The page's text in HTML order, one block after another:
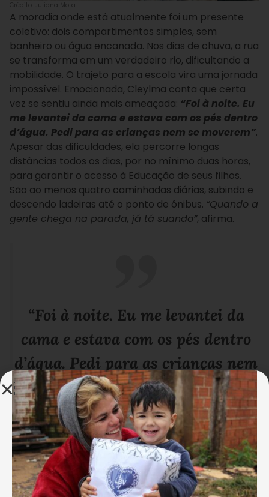
Crédito: Juliana Mota
A moradia onde está atualmente foi um presente
coletivo: dois compartimentos simples, sem
banheiro ou água encanada. Nos dias de chuva, a rua
se transforma em um verdadeiro rio, dificultando a
mobilidade. O trajeto para a escola vira uma jornada
impossível. Emocionada, Cleylma conta que certa
vez se sentiu ainda mais ameaçada: “Foi à noite. Eu
me levantei da cama e estava com os pés dentro
d’água. Pedi para as crianças nem se moverem”.
Apesar das dificuldades, ela percorre longas
distâncias todos os dias, por no mínimo duas horas,
para garantir o acesso à Educação de seus filhos.
São ao menos quatro caminhadas diárias, subindo e
descendo ladeiras até o ponto de ônibus. “Quando a
gente chega na parada, já tá suando”, afirma.
“Foi à noite. Eu me levantei da
cama e estava com os pés dentro
d’água. Pedi para as crianças nem
se moverem” .
Cleylma Neves
Mãe de 2 crianças atendidas pela
LBV em São Luís/MA